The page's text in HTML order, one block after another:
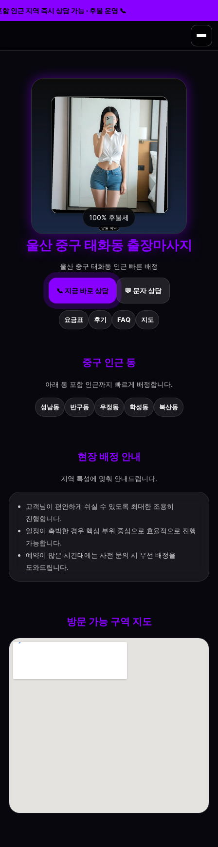
인근 지역 즉시 상담 가능 · 후불 운영 📞
100% 후불제
울산 중구 태화동 출장마사지
울산 중구 태화동 인근 빠른 배정
📞 지금 바로 상담 💬 문자 상담
요금표 후기 FAQ 지도
중구 인근 동
아래 동 포함 인근까지 빠르게 배정합니다.
성남동 반구동 우정동 학성동 복산동
현장 배정 안내
지역 특성에 맞춰 안내드립니다.
고객님이 편안하게 쉬실 수 있도록 최대한 조용히
진행합니다.
일정이 촉박한 경우 핵심 부위 중심으로 효율적으로 진행
가능합니다.
예약이 많은 시간대에는 사전 문의 시 우선 배정을
도와드립니다.
방문 가능 구역 지도